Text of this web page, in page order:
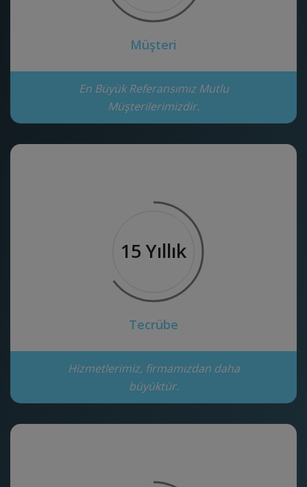
Müşteri
En Büyük Referansımız Mutlu
Müşterilerimizdir.
15 Yıllık
Tecrübe
Hizmetlerimiz, firmamızdan daha
büyüktür.